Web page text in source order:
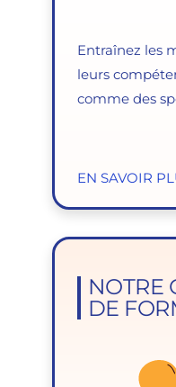
Entraînez les
leurs
comme des
EN SAVOIR
NOTRE
DE